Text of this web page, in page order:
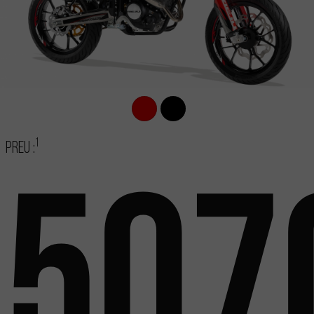
Preu :1